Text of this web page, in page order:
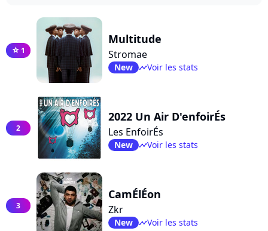
star 1
Multitude
Stromae
New timelineVoir les stats
2
2022 Un Air D'enfoirÉs
Les EnfoirÉs
New timelineVoir les stats
3
CamÉlÉon
Zkr
New timelineVoir les stats